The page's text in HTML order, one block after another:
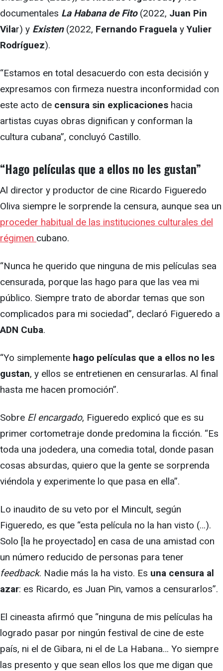
documentales La Habana de Fito(2022, Juan Pin
Vilar) y Existen(2022, Fernando Fraguela yYulier
Rodríguez).
“Estamos en total desacuerdo con esta decisión y
expresamos con firmeza nuestra inconformidad con
este acto de censura sin explicaciones hacia
artistas cuyas obras dignifican y conforman la
cultura cubana”, concluyó Castillo.
“Hago películas que a ellos no les gustan”
Al director y productor de cine Ricardo Figueredo
Oliva siempre le sorprende la censura, aunque sea un
proceder habitual de las instituciones culturales del
régimen cubano.
“Nunca he querido que ninguna de mis películas sea
censurada, porque las hago para que las vea mi
público. Siempre trato de abordar temas que son
complicados para mi sociedad”, declaró Figueredo a
ADN Cuba.
“Yo simplemente hago películas que a ellos no les
gustan, y ellos se entretienen en censurarlas. Al final
hasta me hacen promoción”.
Sobre El encargado, Figueredo explicó que es su
primer cortometraje donde predomina la ficción. “Es
toda una jodedera, una comedia total, donde pasan
cosas absurdas, quiero que la gente se sorprenda
viéndola y experimente lo que pasa en ella”.
Lo inaudito de su veto por el Mincult, según
Figueredo, es que “esta película no la han visto (…).
Solo [la he proyectado] en casa de una amistad con
un número reducido de personas para tener
feedback. Nadie más la ha visto. Es una censura al
azar: es Ricardo, es Juan Pin, vamos a censurarlos”.
El cineasta afirmó que “ninguna de mis películas ha
logrado pasar por ningún festival de cine de este
país, ni el de Gibara, ni el de La Habana… Yo siempre
las presento y que sean ellos los que me digan que